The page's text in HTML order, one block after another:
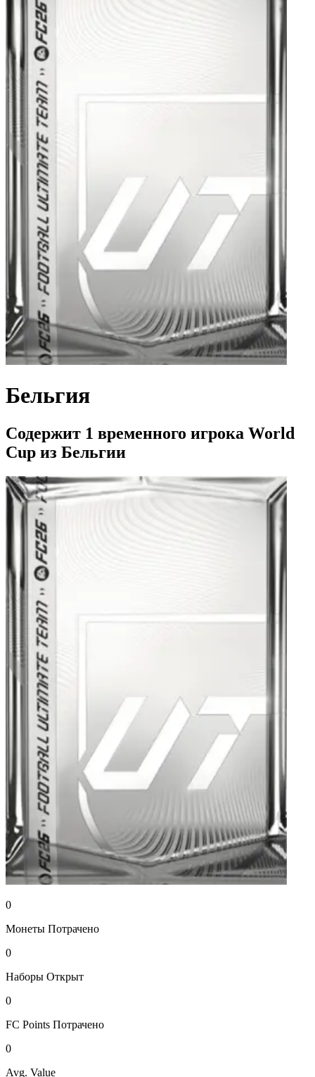
Бельгия
Содержит 1 временного игрока World
Cup из Бельгии
0
Монеты Потрачено
0
Наборы Открыт
0
FC Points Потрачено
0
Avg. Value